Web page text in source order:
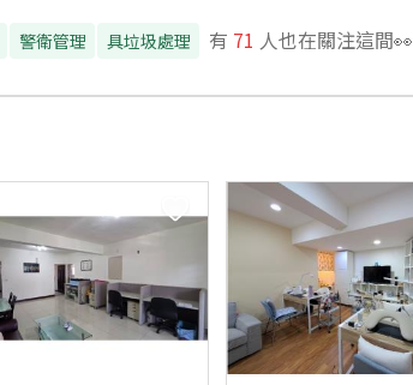
警衛管理 具垃圾處理 有 71 人也在關注這間👀